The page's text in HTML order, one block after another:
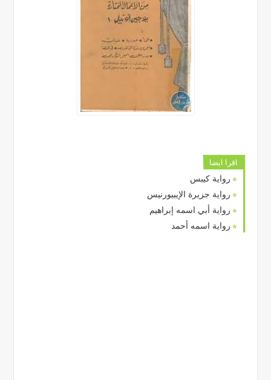
اقرا ايضا
رواية كيبس
رواية جزيرة الإيبيورنيس
رواية أبي اسمه إبراهيم
رواية اسمه أحمد